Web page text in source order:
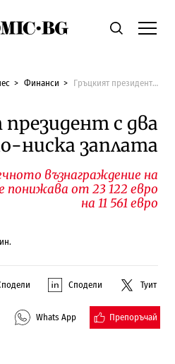
Economic.bgТърсене
Финанси Гръцкият президент с два пъти по-ниска заплата
с два
ниска заплата
възнаграждение на
понижава от 23 122 евро
на 11 561 евро
Сподели Туит
Whats App Препоръчай